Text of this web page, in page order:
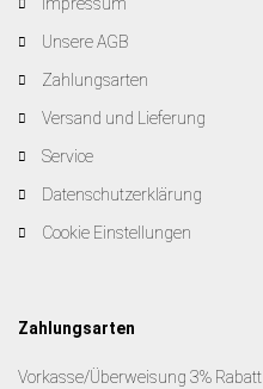
Impressum
Unsere AGB
Zahlungsarten
Versand und Lieferung
Service
Datenschutzerklärung
Cookie Einstellungen
Zahlungsarten
Vorkasse/Überweisung 3% Rabatt